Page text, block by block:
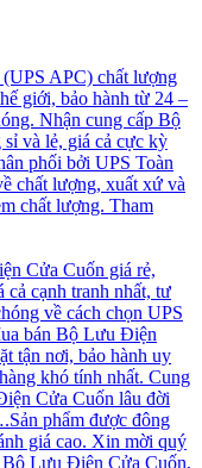
APC) chất lượng
giới, bảo hành từ 24 –
Nhận cung cấp Bộ
và lẻ, giá cả cực kỳ
phối bởi UPS Toàn
chất lượng, xuất xứ và
chất lượng. Tham
Cửa Cuốn giá rẻ,
cạnh tranh nhất, tư
về cách chọn UPS
bán Bộ Lưu Điện
tận nơi, bảo hành uy
khó tính nhất. Cung
Cửa Cuốn lâu đời
phẩm được đông
giá cao. Xin mời quý
Bộ Lưu Điện Cửa Cuốn,